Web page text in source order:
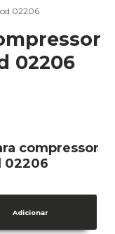
02206
02206
compressor
02206